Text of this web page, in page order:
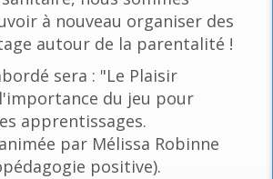
à nouveau organiser des
autour de la parentalité !
sera : "Le Plaisir
du jeu pour
apprentissages.
par Mélissa Robinne
positive).